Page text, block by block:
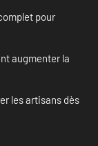
pour
augmenter la
les artisans dès